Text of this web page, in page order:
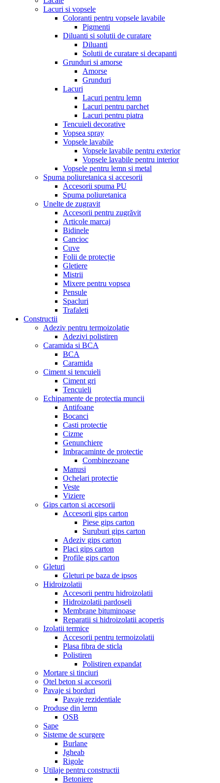
Lacuri si vopsele
Coloranti pentru vopsele lavabile
Pigmenti
Diluanti si solutii de curatare
Diluanti
Solutii de curatare si decapanti
Grunduri si amorse
Amorse
Grunduri
Lacuri
Lacuri pentru lemn
Lacuri pentru parchet
Lacuri pentru piatra
Tencuieli decorative
Vopsea spray
Vopsele lavabile
Vopsele lavabile pentru exterior
Vopsele lavabile pentru interior
Vopsele pentru lemn si metal
Spuma poliuretanica si accesorii
Accesorii spuma PU
Spuma poliuretanica
Unelte de zugravit
Accesorii pentru zugrăvit
Articole marcaj
Bidinele
Cancioc
Cuve
Folii de protecție
Gletiere
Mistrii
Mixere pentru vopsea
Pensule
Spacluri
Trafaleti
Constructii
Adeziv pentru termoizolatie
Adezivi polistiren
Caramida si BCA
BCA
Caramida
Ciment si tencuieli
Ciment gri
Tencuieli
Echipamente de protectia muncii
Antifoane
Bocanci
Casti protectie
Cizme
Genunchiere
Imbracaminte de protectie
Combinezoane
Manusi
Ochelari protectie
Veste
Viziere
Gips carton si accesorii
Accesorii gips carton
Piese gips carton
Suruburi gips carton
Adeziv gips carton
Placi gips carton
Profile gips carton
Gleturi
Gleturi pe baza de ipsos
Hidroizolatii
Accesorii pentru hidroizolatii
Hidroizolatii pardoseli
Membrane bituminoase
Reparatii si hidroizolatii acoperis
Izolatii termice
Accesorii pentru termoizolatii
Plasa fibra de sticla
Polistiren
Polistiren expandat
Mortare si tinciuri
Otel beton si accesorii
Pavaje si borduri
Pavaje rezidentiale
Produse din lemn
OSB
Sape
Sisteme de scurgere
Burlane
Jgheab
Rigole
Utilaje pentru constructii
Betoniere